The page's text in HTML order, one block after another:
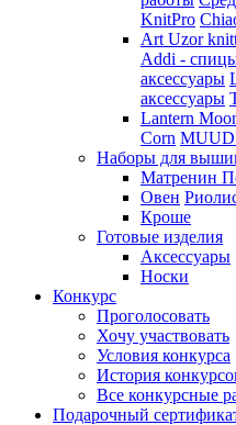
KnitPro
Art Uzor
Addi -
аксессуары
аксессуары
Lantern
Corn MUUD
Наборы для
Матренин
Овен
Кроше
Готовые изделия
Аксессуары
Носки
Конкурс
Проголосовать
Хочу участвовать
Условия конкурса
История
Все конкурсные
Подарочный